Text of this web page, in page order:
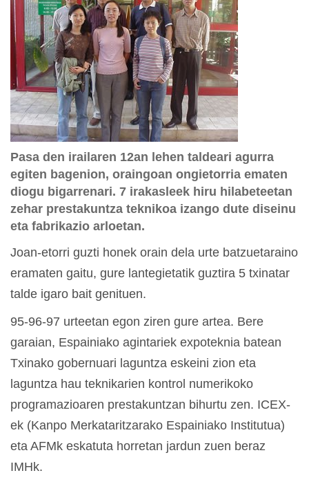
Pasa den irailaren 12an lehen taldeari agurra
egiten bagenion, oraingoan ongietorria ematen
diogu bigarrenari. 7 irakasleek hiru hilabeteetan
zehar prestakuntza teknikoa izango dute diseinu
eta fabrikazio arloetan.
Joan-etorri guzti honek orain dela urte batzuetaraino
eramaten gaitu, gure lantegietatik guztira 5 txinatar
talde igaro bait genituen.
95-96-97 urteetan egon ziren gure artea. Bere
garaian, Espainiako agintariek expoteknia batean
Txinako gobernuari laguntza eskeini zion eta
laguntza hau teknikarien kontrol numerikoko
programazioaren prestakuntzan bihurtu zen. ICEX-
ek (Kanpo Merkataritzarako Espainiako Institutua)
eta AFMk eskatuta horretan jardun zuen beraz
IMHk.